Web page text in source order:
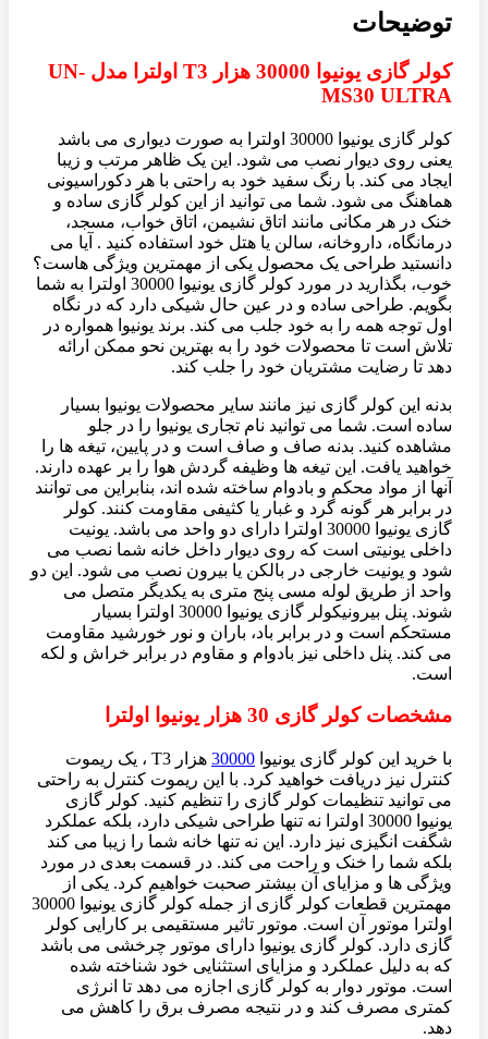
توضیحات
کولر گازی یونیوا 30000 هزار T3 اولترا مدل UN-
MS30 ULTRA
کولر گازی یونیوا 30000 اولترا به صورت دیواری می باشد
یعنی روی دیوار نصب می شود. این یک ظاهر مرتب و زیبا
ایجاد می کند. با رنگ سفید خود به راحتی با هر دکوراسیونی
هماهنگ می شود. شما می توانید از این کولر گازی ساده و
خنک در هر مکانی مانند اتاق نشیمن، اتاق خواب، مسجد،
درمانگاه، داروخانه، سالن یا هتل خود استفاده کنید . آیا می
دانستید طراحی یک محصول یکی از مهمترین ویژگی هاست؟
خوب، بگذارید در مورد کولر گازی یونیوا 30000 اولترا به شما
بگویم. طراحی ساده و در عین حال شیکی دارد که در نگاه
اول توجه همه را به خود جلب می کند. برند یونیوا همواره در
تلاش است تا محصولات خود را به بهترین نحو ممکن ارائه
دهد تا رضایت مشتریان خود را جلب کند.
بدنه این کولر گازی نیز مانند سایر محصولات یونیوا بسیار
ساده است. شما می توانید نام تجاری یونیوا را در جلو
مشاهده کنید. بدنه صاف و صاف است و در پایین، تیغه ها را
خواهید یافت. این تیغه ها وظیفه گردش هوا را بر عهده دارند.
آنها از مواد محکم و بادوام ساخته شده اند، بنابراین می توانند
در برابر هر گونه گرد و غبار یا کثیفی مقاومت کنند. کولر
گازی یونیوا 30000 اولترا دارای دو واحد می باشد. یونیت
داخلی یونیتی است که روی دیوار داخل خانه شما نصب می
شود و یونیت خارجی در بالکن یا بیرون نصب می شود. این دو
واحد از طریق لوله مسی پنج متری به یکدیگر متصل می
شوند. پنل بیرونیکولر گازی یونیوا 30000 اولترا بسیار
مستحکم است و در برابر باد، باران و نور خورشید مقاومت
می کند. پنل داخلی نیز بادوام و مقاوم در برابر خراش و لکه
است.
مشخصات کولر گازی 30 هزار یونیوا اولترا
با خرید این کولر گازی یونیوا 30000
هزار T3 ، یک ریموت
کنترل نیز دریافت خواهید کرد. با این ریموت کنترل به راحتی
می توانید تنظیمات کولر گازی را تنظیم کنید. کولر گازی
یونیوا 30000 اولترا نه تنها طراحی شیکی دارد، بلکه عملکرد
شگفت انگیزی نیز دارد. این نه تنها خانه شما را زیبا می کند
بلکه شما را خنک و راحت می کند. در قسمت بعدی در مورد
ویژگی ها و مزایای آن بیشتر صحبت خواهیم کرد. یکی از
مهمترین قطعات کولر گازی از جمله کولر گازی یونیوا 30000
اولترا موتور آن است. موتور تاثیر مستقیمی بر کارایی کولر
گازی دارد. کولر گازی یونیوا دارای موتور چرخشی می باشد
که به دلیل عملکرد و مزایای استثنایی خود شناخته شده
است. موتور دوار به کولر گازی اجازه می دهد تا انرژی
کمتری مصرف کند و در نتیجه مصرف برق را کاهش می
دهد.